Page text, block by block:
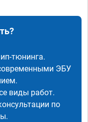
тюнинга.
ЭБУ
виды работ.
по